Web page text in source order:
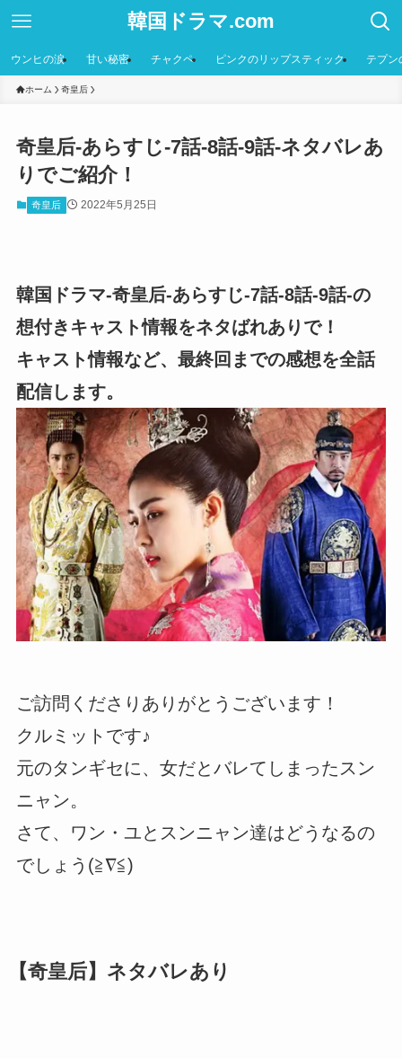
韓国ドラマ.com
ウンヒの涙 甘い秘密 チャクペ ピンクのリップスティック テプン
ホーム 奇皇后
奇皇后-あらすじ-7話-8話-9話-ネタバレあ
りでご紹介！
奇皇后 2022年5月25日
韓国ドラマ-奇皇后-あらすじ-7話-8話-9話-の
想付きキャスト情報をネタばれありで！
キャスト情報など、最終回までの感想を全話
配信します。
ご訪問くださりありがとうございます！
クルミットです♪
元のタンギセに、女だとバレてしまったスン
ニャン。
さて、ワン・ユとスンニャン達はどうなるの
でしょう(≧∇≦)
【奇皇后】ネタバレあり